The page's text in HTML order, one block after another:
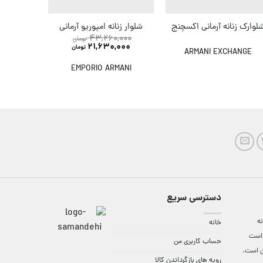
زنانه آرمانی اکسچنج
ARMANI EXCHANGE
شلوار زنانه امپوریو آرمانی
43,260,000 تومان
21,630,000 تومان
EMPORIO ARMANI
است.
دسترسی سریع
خانه
حساب کاربری من
رویه های بازگرداندن کالا